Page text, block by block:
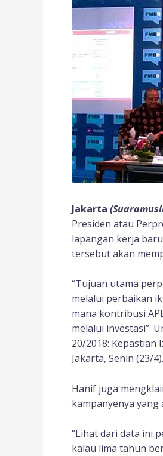
Jakarta
Presiden atau
lapangan kerja
tersebut akan
“Tujuan utama
melalui perbaikan
mana kontribusi
melalui investasi”.
20/2018: Kepastian
Jakarta, Senin (23/4).
Hanif juga
kampanyenya
“Lihat dari data ini
kalau lima tahun